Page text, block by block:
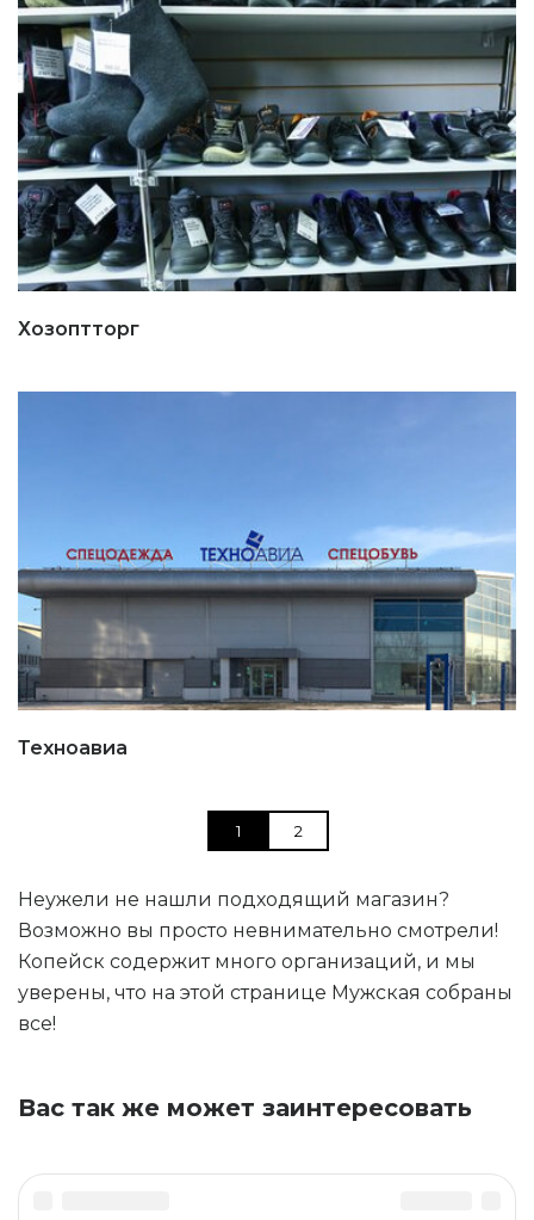
Хозоптторг
Техноавиа
1 2
Неужели не нашли подходящий магазин?
Возможно вы просто невнимательно смотрели!
Копейск содержит много организаций, и мы
уверены, что на этой странице Мужская собраны
все!
Вас так же может заинтересовать